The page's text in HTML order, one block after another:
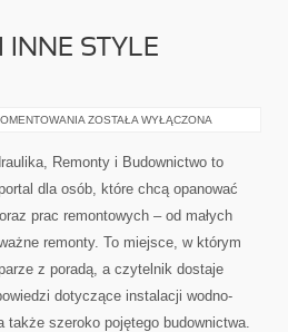
INNE STYLE
STYL
INNE
WNĘTRZ
ZOSTAŁA WYŁĄCZONA
Remonty i Budownictwo to
dla osób, które chcą opanować
prac remontowych – od małych
remonty. To miejsce, w którym
z poradą, a czytelnik dostaje
dotyczące instalacji wodno-
szeroko pojętego budownictwa.